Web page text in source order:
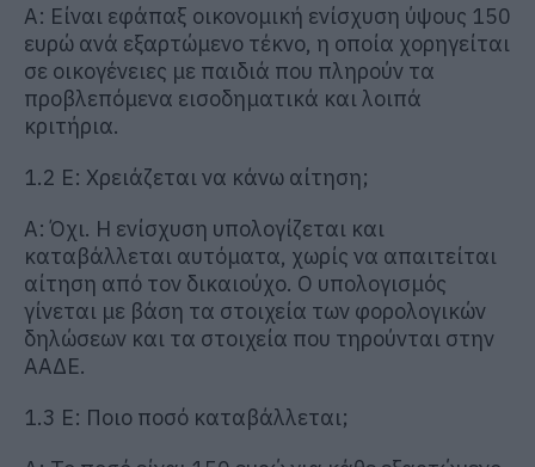
Α: Είναι εφάπαξ οικονομική ενίσχυση ύψους 150
ευρώ ανά εξαρτώμενο τέκνο, η οποία χορηγείται
σε οικογένειες με παιδιά που πληρούν τα
προβλεπόμενα εισοδηματικά και λοιπά
κριτήρια.
1.2 Ε: Χρειάζεται να κάνω αίτηση;
Α: Όχι. Η ενίσχυση υπολογίζεται και
καταβάλλεται αυτόματα, χωρίς να απαιτείται
αίτηση από τον δικαιούχο. Ο υπολογισμός
γίνεται με βάση τα στοιχεία των φορολογικών
δηλώσεων και τα στοιχεία που τηρούνται στην
ΑΑΔΕ.
1.3 Ε: Ποιο ποσό καταβάλλεται;